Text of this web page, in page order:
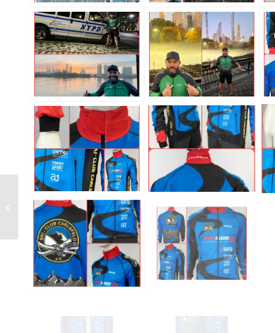
Skate-Rennanzug
Kinder Kurzarm 265CH
+ Langarm 265CH L